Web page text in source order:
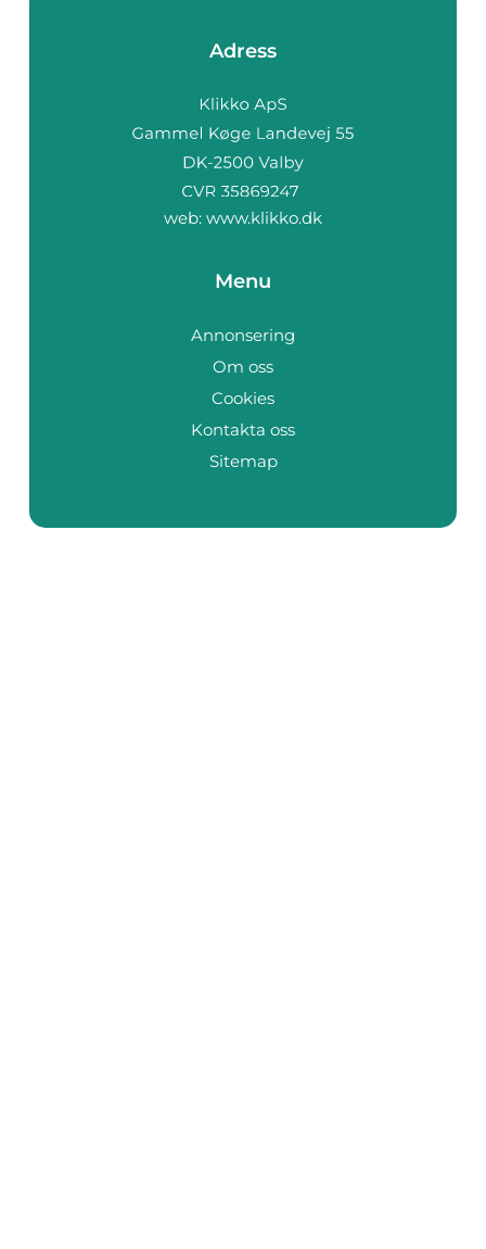
Adress
web: www.klikko.dk
Menu
Annonsering
Om oss
Cookies
Kontakta oss
Sitemap